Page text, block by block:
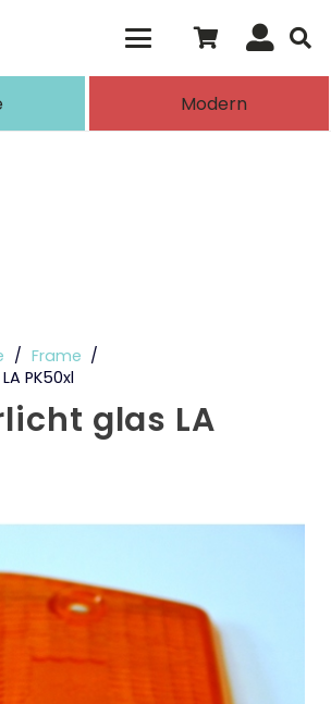
voor automatisch
Modern
/ Frame /
PK50xl
glas LA